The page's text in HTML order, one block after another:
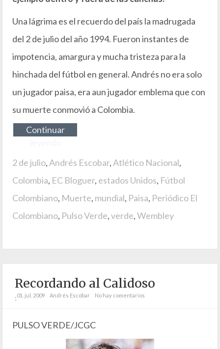
Una lágrima es el recuerdo del país la madrugada
del 2 de julio del año 1994. Fueron instantes de
impotencia, amargura y mucha tristeza para la
hinchada del fútbol en general. Andrés no era solo
un jugador paisa, era aun jugador emblema que con
su muerte conmovió a Colombia.
Continuar
2 de julio,Andrés Escobar,Atlético Nacional,
Colombia, EC Bloguer, estados Unidos, Fútbol
Colombiano, Muerte, mundial, Paisa, Periódico El
Colombiano, Pulso Verde,verde,Wembley
Recordando al Calidoso
;01. jul. 2009 Andrés Escobar No hay comentarios
PULSO VERDE/JCGC